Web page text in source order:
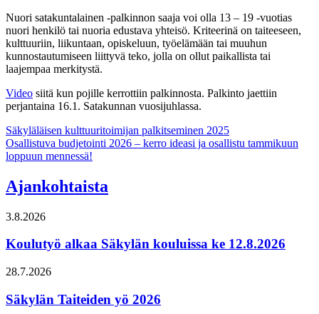
Nuori satakuntalainen -palkinnon saaja voi olla 13 – 19 -vuotias
nuori henkilö tai nuoria edustava yhteisö. Kriteerinä on taiteeseen,
kulttuuriin, liikuntaan, opiskeluun, työelämään tai muuhun
kunnostautumiseen liittyvä teko, jolla on ollut paikallista tai
laajempaa merkitystä.
Video siitä kun pojille kerrottiin palkinnosta. Palkinto jaettiin
perjantaina 16.1. Satakunnan vuosijuhlassa.
Artikkelien
selaus
Säkyläläisen kulttuuritoimijan palkitseminen 2025
Osallistuva budjetointi 2026 – kerro ideasi ja osallistu tammikuun
loppuun mennessä!
Ajankohtaista
3.8.2026
Koulutyö alkaa Säkylän kouluissa ke 12.8.2026
28.7.2026
Säkylän Taiteiden yö 2026